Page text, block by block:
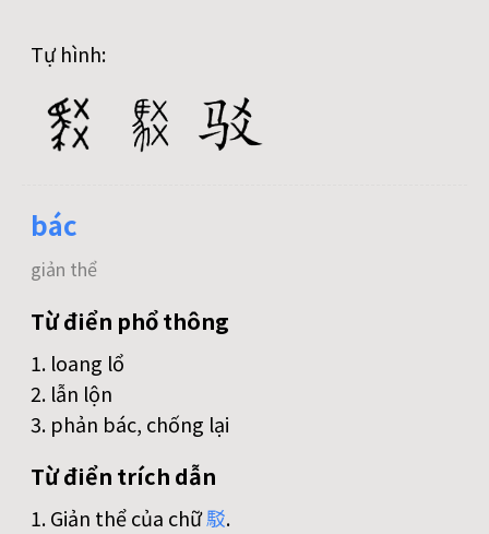
Tự hình:
bác
giản thể
Từ điển phổ thông
1. loang lổ
2. lẫn lộn
3. phản bác, chống lại
Từ điển trích dẫn
1. Giản thể của chữ駁.